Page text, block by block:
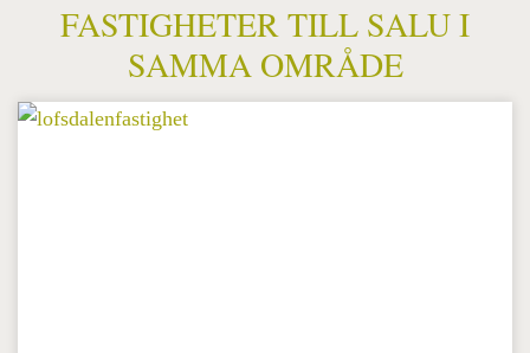
FASTIGHETER TILL SALU I
SAMMA OMRÅDE